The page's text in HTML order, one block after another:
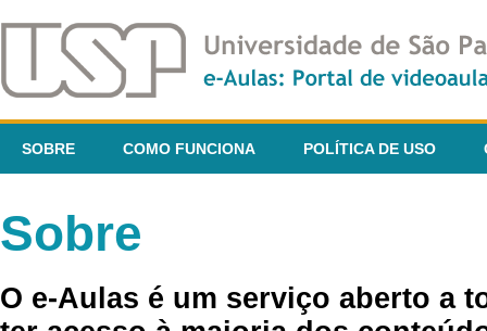
SOBRE COMO FUNCIONA POLÍTICA DE USO
Sobre
O e-Aulas é um serviço aberto a